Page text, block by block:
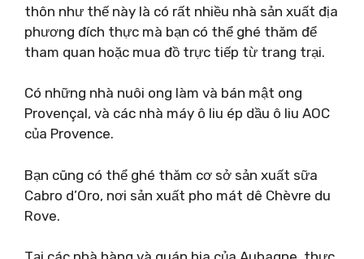
thôn như thế này là có rất nhiều nhà sản xuất địa
phương đích thực mà bạn có thể ghé thăm để
tham quan hoặc mua đồ trực tiếp từ trang trại.
Có những nhà nuôi ong làm và bán mật ong
Provençal, và các nhà máy ô liu ép dầu ô liu AOC
của Provence.
Bạn cũng có thể ghé thăm cơ sở sản xuất sữa
Cabro d’Oro, nơi sản xuất pho mát dê Chèvre du
Rove.